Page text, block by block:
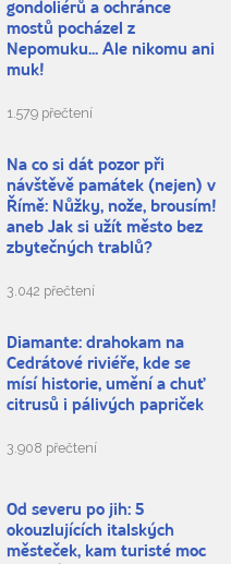
gondoliérů a ochránce
mostů pocházel z
Nepomuku... Ale nikomu ani
muk!
1.579 přečtení
Na co si dát pozor při
návštěvě památek (nejen) v
Římě: Nůžky, nože, brousím!
aneb Jak si užít město bez
zbytečných trablů?
3.042 přečtení
Diamante: drahokam na
Cedrátové riviéře, kde se
mísí historie, umění a chuť
citrusů i pálivých papriček
3.908 přečtení
Od severu po jih: 5
okouzlujících italských
městeček, kam turisté moc